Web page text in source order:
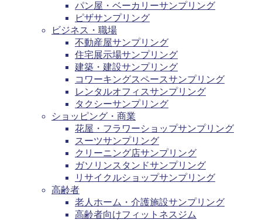
パン屋・ベーカリーサンプリング
ピザサンプリング
ビジネス・職場
不動産屋サンプリング
住宅展示場サンプリング
建築・建設サンプリング
コワーキングスペースサンプリング
レンタルオフィスサンプリング
タクシーサンプリング
ショッピング・商業
花屋・フラワーショップサンプリング
スーツサンプリング
クリーニング店サンプリング
ガソリンスタンドサンプリング
リサイクルショップサンプリング
高齢者
老人ホーム・介護施設サンプリング
高齢者向けフィットネスジム